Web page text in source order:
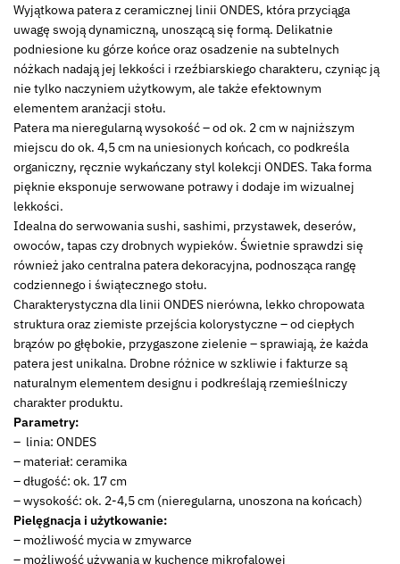
Wyjątkowa patera z ceramicznej linii ONDES, która przyciąga
uwagę swoją dynamiczną, unoszącą się formą. Delikatnie
podniesione ku górze końce oraz osadzenie na subtelnych
nóżkach nadają jej lekkości i rzeźbiarskiego charakteru, czyniąc ją
nie tylko naczyniem użytkowym, ale także efektownym
elementem aranżacji stołu.
Patera ma nieregularną wysokość – od ok. 2 cm w najniższym
miejscu do ok. 4,5 cm na uniesionych końcach, co podkreśla
organiczny, ręcznie wykańczany styl kolekcji ONDES. Taka forma
pięknie eksponuje serwowane potrawy i dodaje im wizualnej
lekkości.
Idealna do serwowania sushi, sashimi, przystawek, deserów,
owoców, tapas czy drobnych wypieków. Świetnie sprawdzi się
również jako centralna patera dekoracyjna, podnosząca rangę
codziennego i świątecznego stołu.
Charakterystyczna dla linii ONDES nierówna, lekko chropowata
struktura oraz ziemiste przejścia kolorystyczne – od ciepłych
brązów po głębokie, przygaszone zielenie – sprawiają, że każda
patera jest unikalna. Drobne różnice w szkliwie i fakturze są
naturalnym elementem designu i podkreślają rzemieślniczy
charakter produktu.
Parametry:
– linia: ONDES
– materiał: ceramika
– długość: ok. 17 cm
– wysokość: ok. 2-4,5 cm (nieregularna, unoszona na końcach)
Pielęgnacja i użytkowanie:
– możliwość mycia w zmywarce
– możliwość używania w kuchence mikrofalowej